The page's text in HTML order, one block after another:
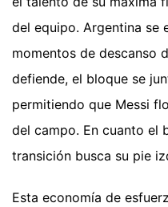
del equipo. Argentina se
momentos de descanso
defiende, el bloque se
permitiendo que Messi
del campo. En cuanto el
transición busca su pie
Esta economía de